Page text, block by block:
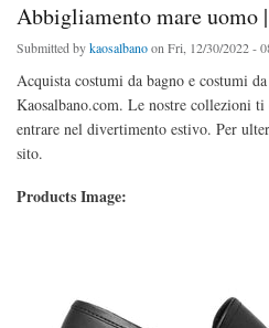
Abbigliamento mare uomo
Submitted bykaosalbanoon Fri, 12/30/2022 -
Acquista costumi da bagno e costumi
Kaosalbano.com. Le nostre collezioni
entrare nel divertimento estivo. Per
sito.
Products Image: